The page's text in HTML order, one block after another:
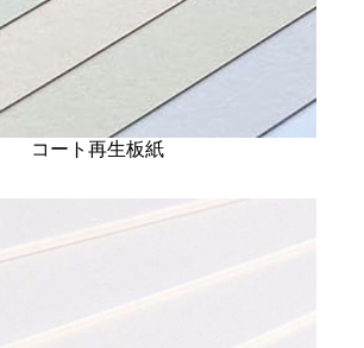
コート再生板紙